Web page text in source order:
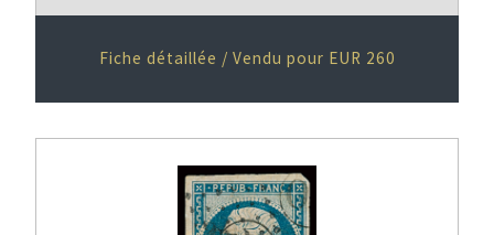
Fiche détaillée / Vendu pour EUR 260